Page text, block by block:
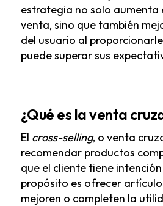
estrategia no solo aumenta
venta, sino que también
del usuario al
puede superar sus
¿Qué es la venta
El cross-selling, o venta
recomendar productos
que el cliente tiene
propósito es ofrecer
mejoren o completen la